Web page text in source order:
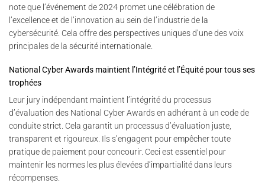
note que l’événement de 2024 promet une célébration de
l’excellence et de l’innovation au sein de l’industrie de la
cybersécurité. Cela offre des perspectives uniques d’une des voix
principales de la sécurité internationale.
National Cyber Awards maintient l’Intégrité et l’Équité pour tous ses
trophées
Leur jury indépendant maintient l’intégrité du processus
d’évaluation des National Cyber Awards en adhérant à un code de
conduite strict. Cela garantit un processus d’évaluation juste,
transparent et rigoureux. Ils s’engagent pour empêcher toute
pratique de paiement pour concourir. Ceci est essentiel pour
maintenir les normes les plus élevées d’impartialité dans leurs
récompenses.